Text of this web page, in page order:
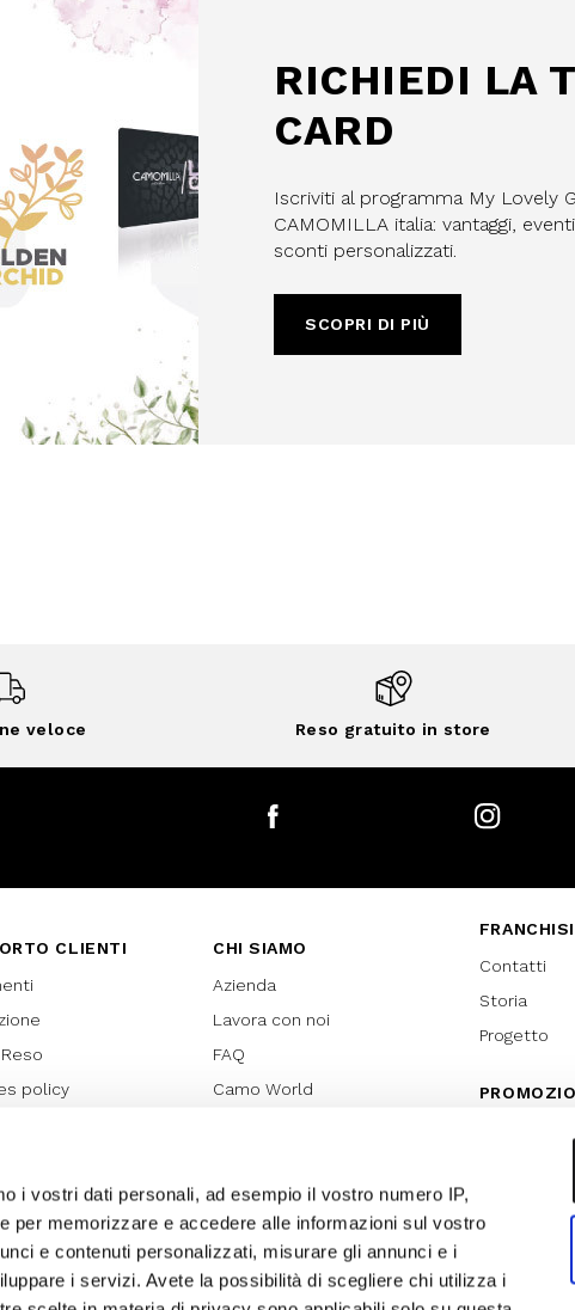
i vostri dati personali, ad esempio il vostro numero IP,
per memorizzare e accedere alle informazioni sul vostro
e contenuti personalizzati, misurare gli annunci e i
i servizi. Avete la possibilità di scegliere chi utilizza i
RICHIEDI LA
CARD
Iscriviti al programma My Lovely
CAMOMILLA italia: vantaggi,
sconti personalizzati.
SCOPRI DI PIÙ
veloce Reso gratuito in store
CLIENTI
policy
Promozioni
My Lovely
CHI SIAMO
Azienda
Lavora con noi
FAQ
Camo World
Bilancio di sostenibilità 2022
Contatti
Storia
Progetto